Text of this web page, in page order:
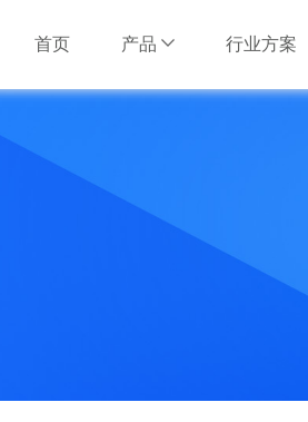
首页 产品
安卓云服务器
NxWork云手机办公平台
招财大模型盒子 边缘
行业方案
智慧安防行业
其他行业
智慧安防行业
其他行业
瑞驰大事记
合作伙伴